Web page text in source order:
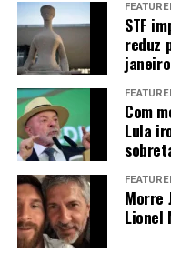
Fonte:Informativo
Argemiro Luís Brum¹
1–Professor Titular
Economia
coordenador,
CEEMA (FIDENE/
STF
reduz
janeiro
Com
Lula
Morre
Lionel